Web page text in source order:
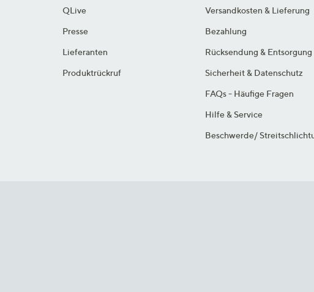
QLive
Presse
Lieferanten
Produktrückruf
Versandkosten & Lieferung
Bezahlung
Rücksendung & Entsorgung
Sicherheit & Datenschutz
FAQs - Häufige Fragen
Hilfe & Service
Beschwerde/